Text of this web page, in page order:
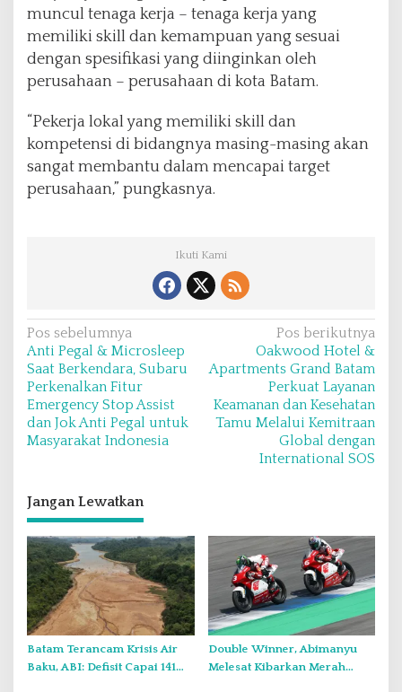
muncul tenaga kerja – tenaga kerja yang
memiliki skill dan kemampuan yang sesuai
dengan spesifikasi yang diinginkan oleh
perusahaan – perusahaan di kota Batam.
“Pekerja lokal yang memiliki skill dan
kompetensi di bidangnya masing-masing akan
sangat membantu dalam mencapai target
perusahaan,” pungkasnya.
Ikuti Kami
N
a
v
i
g
i
p
o
s
Pos sebelumnya
Anti Pegal & Microsleep
Saat Berkendara, Subaru
Perkenalkan Fitur
Emergency Stop Assist
dan Jok Anti Pegal untuk
Masyarakat Indonesia
Pos berikutnya
Oakwood Hotel &
Apartments Grand Batam
Perkuat Layanan
Keamanan dan Kesehatan
Tamu Melalui Kemitraan
Global dengan
International SOS
Jangan Lewatkan
Batam Terancam Krisis Air
Baku, ABI: Defisit Capai 141
Double Winner, Abimanyu
Melesat Kibarkan Merah